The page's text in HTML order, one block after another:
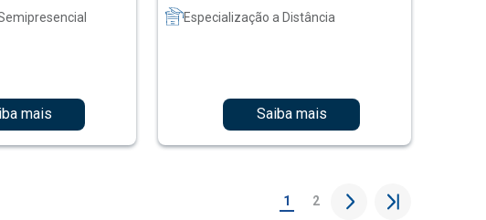
mais
Especialização a Distância
Saiba mais
1 2